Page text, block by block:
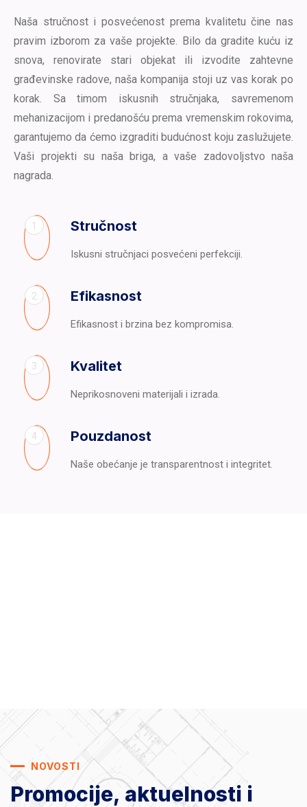
Naša stručnost i posvećenost prema kvalitetu čine nas
pravim izborom za vaše projekte. Bilo da gradite kuću iz
snova, renovirate stari objekat ili izvodite zahtevne
građevinske radove, naša kompanija stoji uz vas korak po
korak. Sa timom iskusnih stručnjaka, savremenom
mehanizacijom i predanošću prema vremenskim rokovima,
garantujemo da ćemo izgraditi budućnost koju zaslužujete.
Vaši projekti su naša briga, a vaše zadovoljstvo naša
nagrada.
1 Stručnost
Iskusni stručnjaci posvećeni perfekciji.
2 Efikasnost
Efikasnost i brzina bez kompromisa.
3 Kvalitet
Neprikosnoveni materijali i izrada.
4 Pouzdanost
Naše obećanje je transparentnost i integritet.
NOVOSTI
Promocije, aktuelnosti i